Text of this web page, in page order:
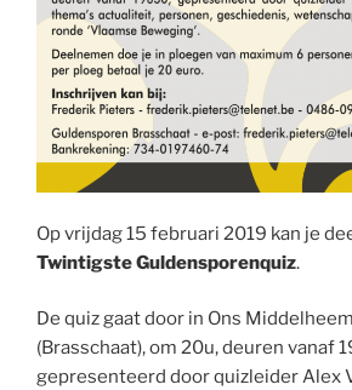
Op vrijdag 15 februari 2019 kan je
Twintigste Guldensporenquiz.
De quiz gaat door in Ons
(Brasschaat), om 20u, deuren vanaf
gepresenteerd door quizleider Alex